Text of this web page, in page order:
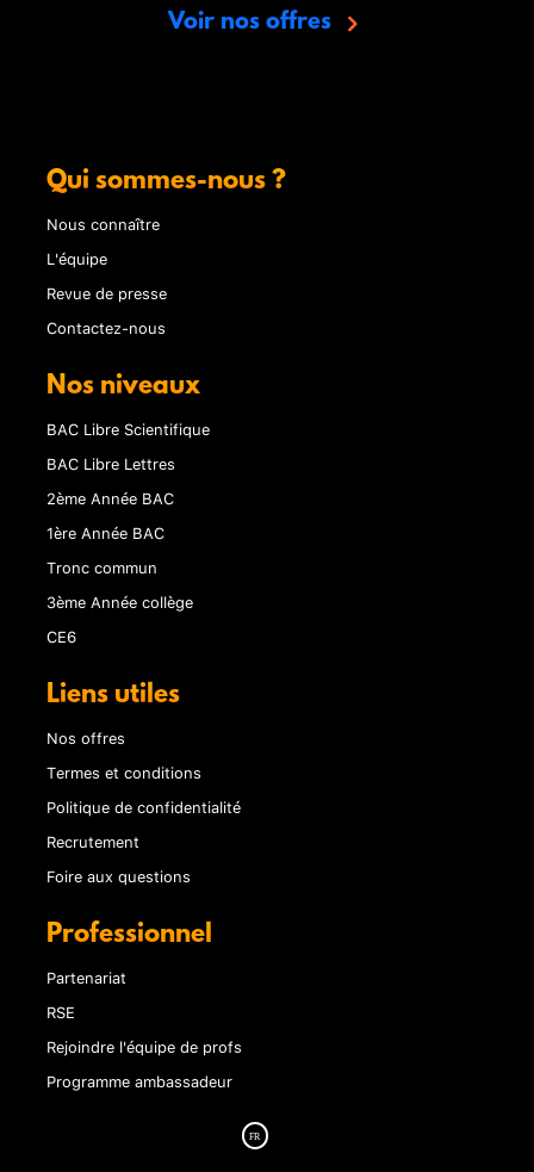
Voir nos offres
Qui sommes-nous ?
Nous connaître
L'équipe
Revue de presse
Contactez-nous
Nos niveaux
BAC Libre Scientifique
BAC Libre Lettres
2ème Année BAC
1ère Année BAC
Tronc commun
3ème Année collège
CE6
Liens utiles
Nos offres
Termes et conditions
Politique de confidentialité
Recrutement
Foire aux questions
Professionnel
Partenariat
RSE
Rejoindre l'équipe de profs
Programme ambassadeur